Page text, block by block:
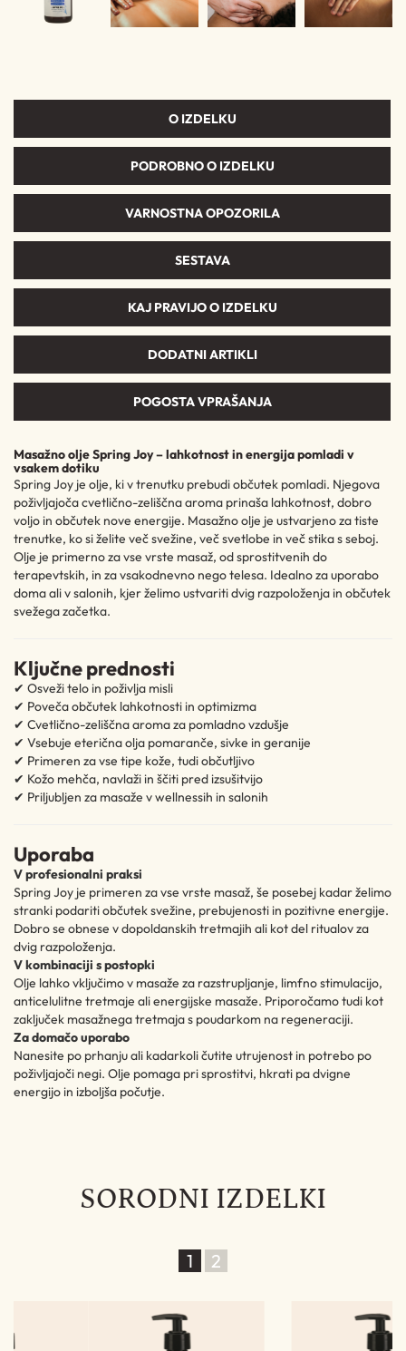
O IZDELKU
PODROBNO O IZDELKU
VARNOSTNA OPOZORILA
SESTAVA
KAJ PRAVIJO O IZDELKU
DODATNI ARTIKLI
POGOSTA VPRAŠANJA
Masažno olje Spring Joy – lahkotnost in energija pomladi v
vsakem dotiku
Spring Joy je olje, ki v trenutku prebudi občutek pomladi. Njegova
poživljajoča cvetlično-zeliščna aroma prinaša lahkotnost, dobro
voljo in občutek nove energije. Masažno olje je ustvarjeno za tiste
trenutke, ko si želite več svežine, več svetlobe in več stika s seboj.
Olje je primerno za vse vrste masaž, od sprostitvenih do
terapevtskih, in za vsakodnevno nego telesa. Idealno za uporabo
doma ali v salonih, kjer želimo ustvariti dvig razpoloženja in občutek
svežega začetka.
Ključne prednosti
✔ Osveži telo in poživlja misli
✔ Poveča občutek lahkotnosti in optimizma
✔ Cvetlično-zeliščna aroma za pomladno vzdušje
✔ Vsebuje eterična olja pomaranče, sivke in geranije
✔ Primeren za vse tipe kože, tudi občutljivo
✔ Kožo mehča, navlaži in ščiti pred izsušitvijo
✔ Priljubljen za masaže v wellnessih in salonih
Uporaba
V profesionalni praksi
Spring Joy je primeren za vse vrste masaž, še posebej kadar želimo
stranki podariti občutek svežine, prebujenosti in pozitivne energije.
Dobro se obnese v dopoldanskih tretmajih ali kot del ritualov za
dvig razpoloženja.
V kombinaciji s postopki
Olje lahko vključimo v masaže za razstrupljanje, limfno stimulacijo,
anticelulitne tretmaje ali energijske masaže. Priporočamo tudi kot
zaključek masažnega tretmaja s poudarkom na regeneraciji.
Za domačo uporabo
Nanesite po prhanju ali kadarkoli čutite utrujenost in potrebo po
poživljajoči negi. Olje pomaga pri sprostitvi, hkrati pa dvigne
energijo in izboljša počutje.
SORODNI IZDELKI
1 2